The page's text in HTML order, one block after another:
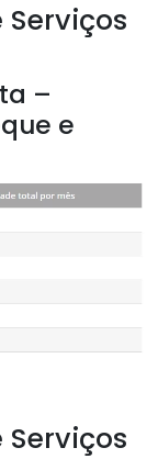
–
e